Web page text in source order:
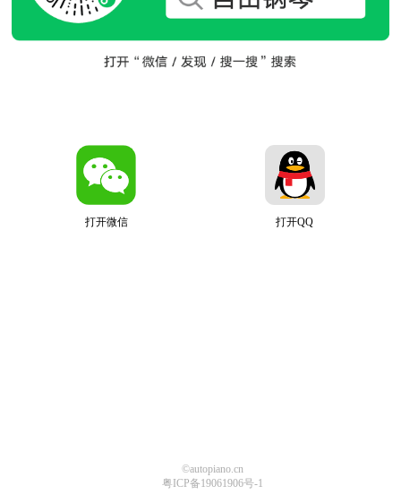
打开微信 打开QQ
©autopiano.cn
粤ICP备19061906号-1